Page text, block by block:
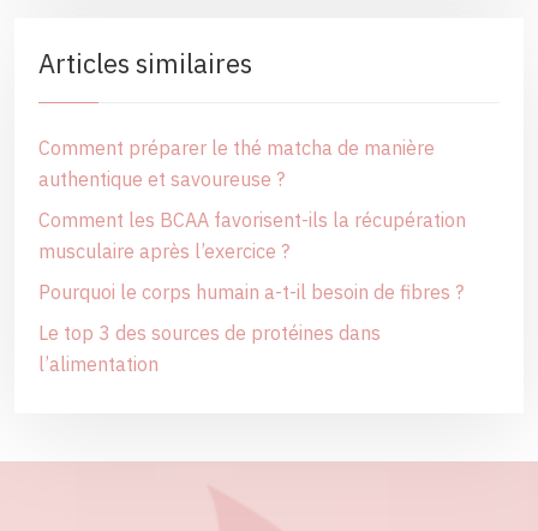
Articles similaires
Comment préparer le thé matcha de manière
authentique et savoureuse ?
Comment les BCAA favorisent-ils la récupération
musculaire après l’exercice ?
Pourquoi le corps humain a-t-il besoin de fibres ?
Le top 3 des sources de protéines dans
l’alimentation